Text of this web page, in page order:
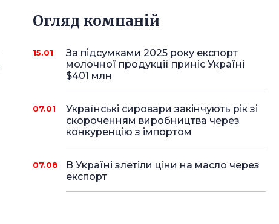
Огляд компаній
15.01
За підсумками 2025 року експорт
молочної продукції приніс Україні
$401 млн
07.01
Українські сировари закінчують рік зі
скороченням виробництва через
конкуренцію з імпортом
07.08
В Україні злетіли ціни на масло через
експорт